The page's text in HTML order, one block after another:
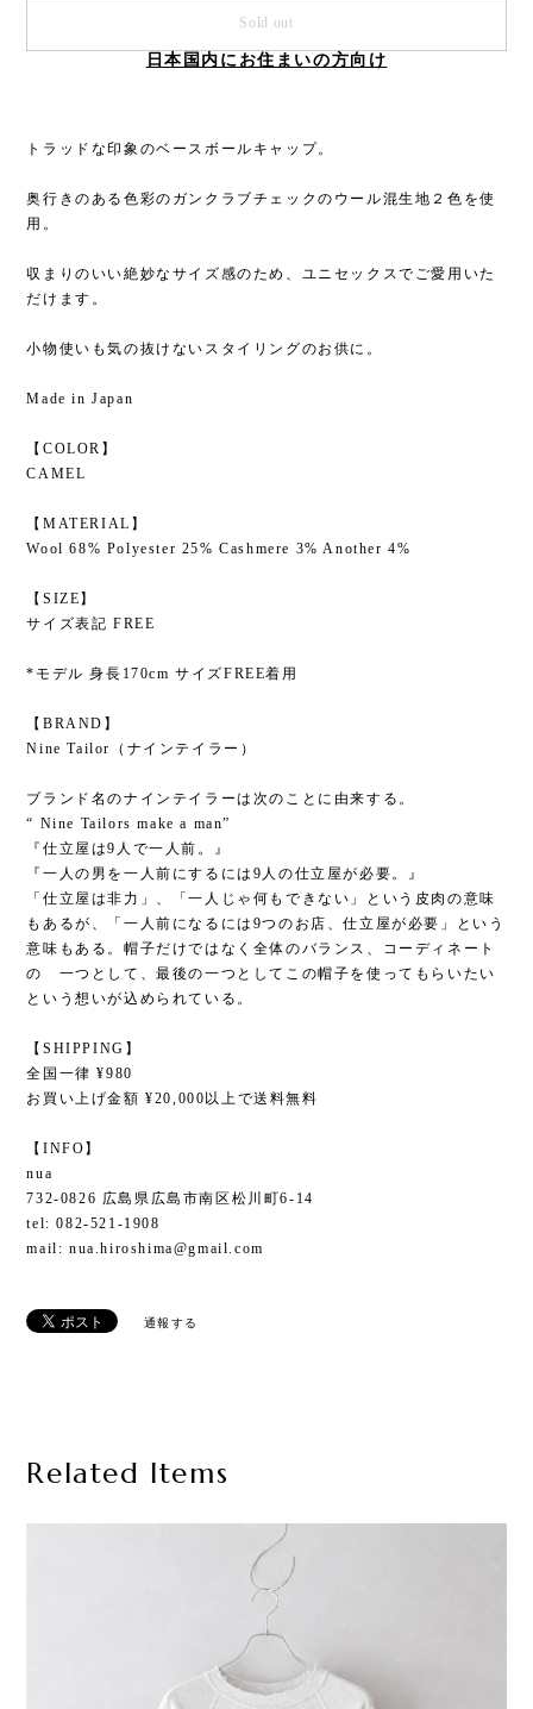
Sold out
日本国内にお住まいの方向け
トラッドな印象のベースボールキャップ。
奥行きのある色彩のガンクラブチェックのウール混生地２色を使
用。
収まりのいい絶妙なサイズ感のため、ユニセックスでご愛用いた
だけます。
小物使いも気の抜けないスタイリングのお供に。
Made in Japan
【COLOR】
CAMEL
【MATERIAL】
Wool 68% Polyester 25% Cashmere 3% Another 4%
【SIZE】
サイズ表記 FREE
*モデル 身長170cm サイズFREE着用
【BRAND】
Nine Tailor（ナインテイラー）
ブランド名のナインテイラーは次のことに由来する。
“ Nine Tailors make a man”
『仕立屋は9人で一人前。』
『一人の男を一人前にするには9人の仕立屋が必要。』
「仕立屋は非力」、「一人じゃ何もできない」という皮肉の意味
もあるが、「一人前になるには9つのお店、仕立屋が必要」という
意味もある。帽子だけではなく全体のバランス、コーディネート
の 一つとして、最後の一つとしてこの帽子を使ってもらいたい
という想いが込められている。
【SHIPPING】
全国一律 ¥980
お買い上げ金額 ¥20,000以上で送料無料
【INFO】
nua
732-0826 広島県広島市南区松川町6-14
tel: 082-521-1908
mail: nua.hiroshima@gmail.com
通報する
Related Items